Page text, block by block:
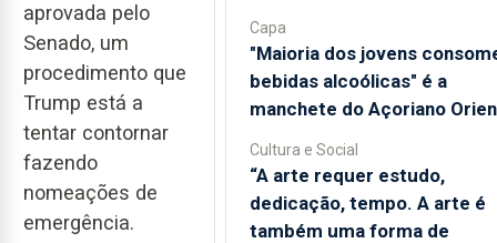
aprovada pelo
Senado, um
procedimento que
Trump está a
tentar contornar
fazendo
nomeações de
emergência.
Capa
"Maioria dos jovens
bebidas alcoólicas" é a
manchete do Açoriano
Cultura e Social
“A arte requer estudo,
dedicação, tempo. A arte é
também uma forma de